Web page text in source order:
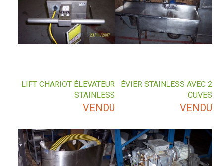
ÉVIER STAINLESS AVEC 2
CUVES
VENDU
LIFT CHARIOT ÉLEVATEUR
STAINLESS
VENDU